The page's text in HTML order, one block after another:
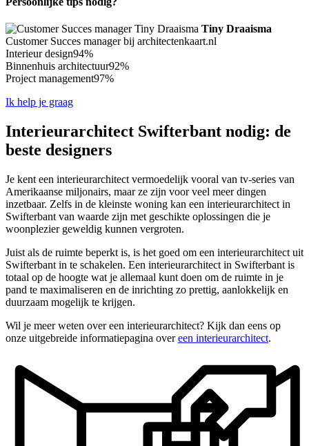
Tiny Draaisma
Customer Succes manager bij architectenkaart.nl
Interieur design94%
Binnenhuis architectuur92%
Project management97%
Ik help je graag
Interieurarchitect Swifterbant nodig: de
beste designers
Je kent een interieurarchitect vermoedelijk vooral van tv-series van
Amerikaanse miljonairs, maar ze zijn voor veel meer dingen
inzetbaar. Zelfs in de kleinste woning kan een interieurarchitect in
Swifterbant van waarde zijn met geschikte oplossingen die je
woonplezier geweldig kunnen vergroten.
Juist als de ruimte beperkt is, is het goed om een interieurarchitect uit
Swifterbant in te schakelen. Een interieurarchitect in Swifterbant is
totaal op de hoogte wat je allemaal kunt doen om de ruimte in je
pand te maximaliseren en de inrichting zo prettig, aanlokkelijk en
duurzaam mogelijk te krijgen.
Wil je meer weten over een interieurarchitect? Kijk dan eens op
onze uitgebreide informatiepagina overeen interieurarchitect.